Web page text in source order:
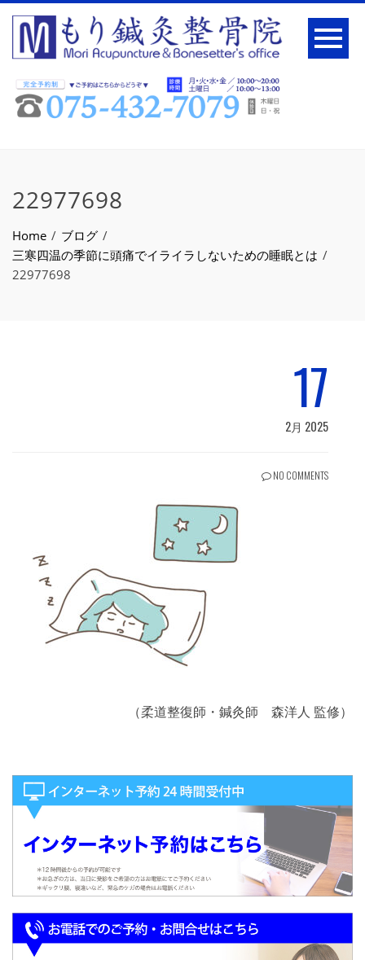
22977698
Home
ブログ
三寒四温の季節に頭痛でイライラしないための睡眠とは
22977698
17
2月 2025
NO COMMENTS
（柔道整復師・鍼灸師 森洋人 監修）